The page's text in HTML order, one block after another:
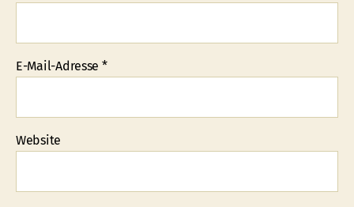
E-Mail-Adresse *
Website